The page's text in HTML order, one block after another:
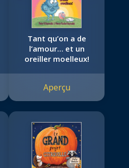
Tant qu’on a de
l’amour… et un
oreiller moelleux!
Aperçu